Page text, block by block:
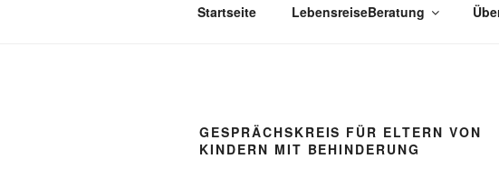
Startseite LebensreiseBeratung
GESPRÄCHSKREIS FÜR ELTERN VON
KINDERN MIT BEHINDERUNG